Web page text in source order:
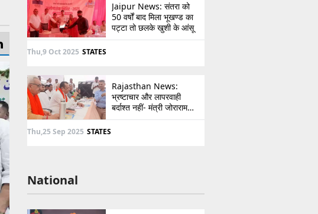
Jaipur News: संतरा को
50 वर्षों बाद मिला भूखण्ड का
पट्टा तो छलके खुशी के आंसू
Thu,9 Oct 2025 STATES
Rajasthan News:
भ्रष्टाचार और लापरवाही
बर्दाश्त नहीं- मंत्री जोराराम
कुमावत ने शहरी सेवा शिविर में
Thu,25 Sep 2025 STATES
National